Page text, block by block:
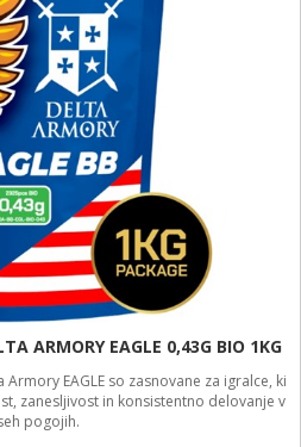
ARMORY EAGLE 0,43G BIO 1KG
EAGLE so zasnovane za igralce, ki
zanesljivost in konsistentno delovanje v
pogojih.